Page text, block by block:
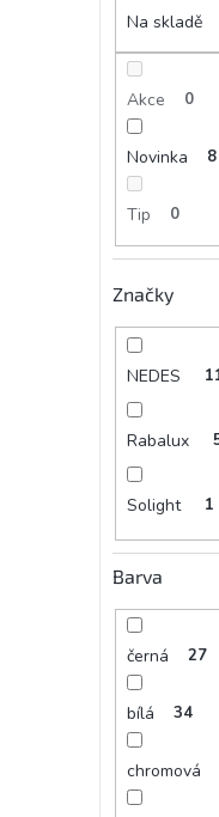
Na skladě
Akce 0
Novinka 8
Tip 0
Značky
NEDES
Rabalux
Solight 1
Barva
černá 27
bílá 34
chromová